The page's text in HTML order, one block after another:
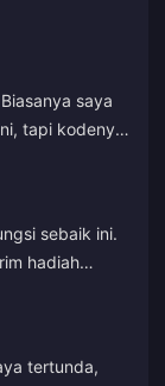
saya
tapi kodenya
sebaik ini.
hadiah
Jika Anda
ini adalah
tertunda,